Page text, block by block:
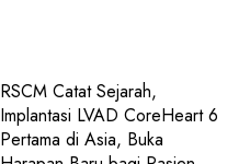
RSCM Catat Sejarah,
Implantasi LVAD CoreHeart 6
Pertama di Asia, Buka